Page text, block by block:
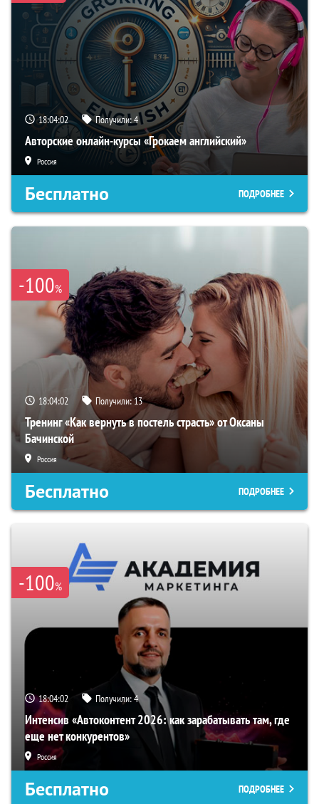
18:04:01 Получили:4
Авторские онлайн-курсы «Грокаем английский»
Россия
Бесплатно ПОДРОБНЕЕ
-100%
18:04:01 Получили:13
Тренинг «Как вернуть в постель страсть» от Оксаны
Бачинской
Россия
Бесплатно ПОДРОБНЕЕ
-100%
18:04:01 Получили:4
Интенсив «Автоконтент 2026: как зарабатывать там, где
еще нет конкурентов»
Россия
Бесплатно ПОДРОБНЕЕ